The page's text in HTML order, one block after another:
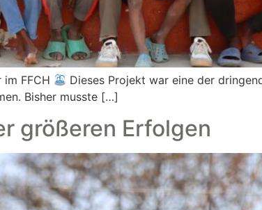
im FFCH
Dieses Projekt war eine der
Bisher musste […]
größeren Erfolgen